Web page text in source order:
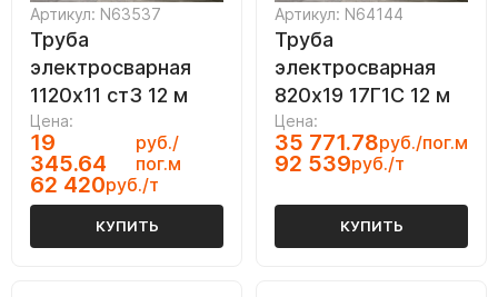
Артикул: N63537
Труба
электросварная
1120х11 ст3 12 м
Цена:
19
345.64
руб./
пог.м
62 420руб./т
КУПИТЬ
Артикул: N64144
Труба
электросварная
820х19 17Г1С 12 м
Цена:
35 771.78руб./пог.м
92 539руб./т
КУПИТЬ